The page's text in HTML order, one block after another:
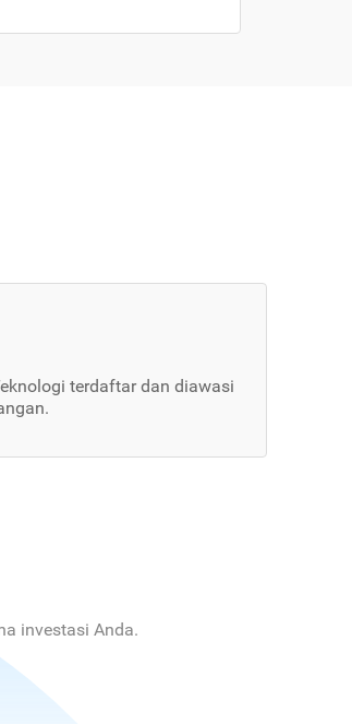
terdaftar dan diawasi
investasi Anda.